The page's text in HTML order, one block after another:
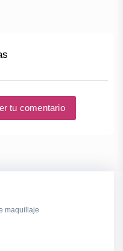
tu comentario
maquillaje